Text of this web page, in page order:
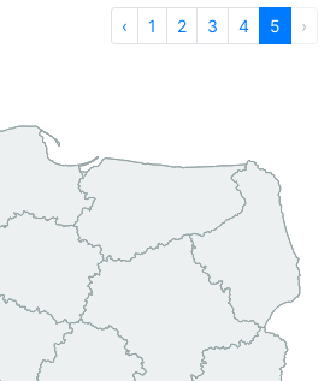
‹ 1 2 3 4 5 ›